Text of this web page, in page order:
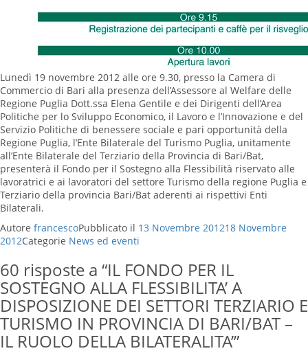
Lunedì 19 novembre 2012 alle ore 9.30, presso la Camera di
Commercio di Bari alla presenza dell’Assessore al Welfare delle
Regione Puglia Dott.ssa Elena Gentile e dei Dirigenti dell’Area
Politiche per lo Sviluppo Economico, il Lavoro e l’Innovazione e del
Servizio Politiche di benessere sociale e pari opportunità della
Regione Puglia, l’Ente Bilaterale del Turismo Puglia, unitamente
all’Ente Bilaterale del Terziario della Provincia di Bari/Bat,
presenterà il Fondo per il Sostegno alla Flessibilità riservato alle
lavoratrici e ai lavoratori del settore Turismo della regione Puglia e
Terziario della provincia Bari/Bat aderenti ai rispettivi Enti
Bilaterali.
Autore francescoPubblicato il 13 Novembre 201218 Novembre
2012Categorie News ed eventi
60 risposte a “IL FONDO PER IL
SOSTEGNO ALLA FLESSIBILITA’ A
DISPOSIZIONE DEI SETTORI TERZIARIO E
TURISMO IN PROVINCIA DI BARI/BAT –
IL RUOLO DELLA BILATERALITA’”